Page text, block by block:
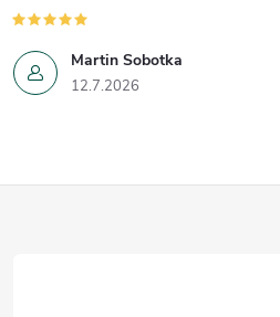
Martin Sobotka
12.7.2026